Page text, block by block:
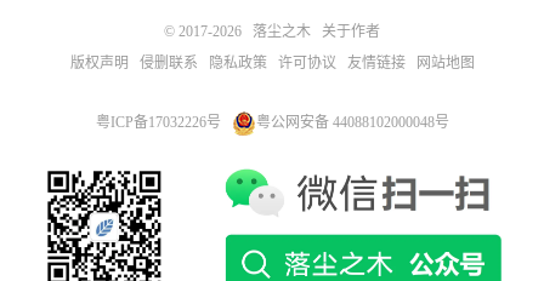
© 2017-2026 落尘之木
关于作者
版权声明
侵删联系 隐私政策 许可协议 友情链接 网站地图
粤ICP备17032226号 粤公网安备 44088102000048号